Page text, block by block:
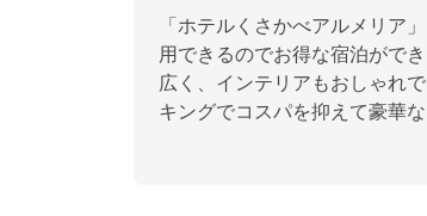
「ホテルくさかべアルメリア
用できるのでお得な宿泊がで
広く、インテリアもおしゃれ
キングでコスパを抑えて豪華